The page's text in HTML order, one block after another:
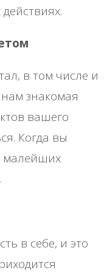
в том числе и
знакомая
вашего
Когда вы
малейших
в себе, и это